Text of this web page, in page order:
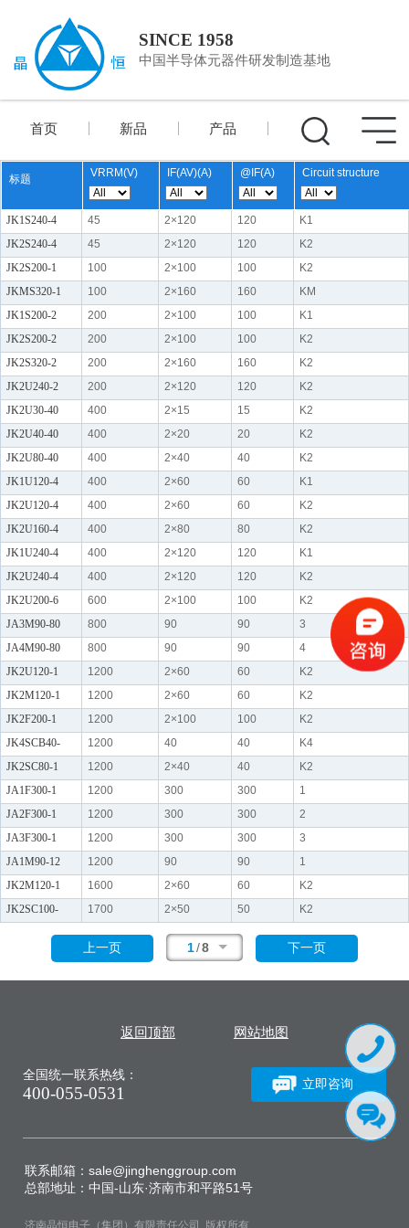
SINCE 1958
中国半导体元器件研发制造基地
首页 新品 产品
标题
VRRM(V) IF(AV)(A) @IF(A) Circuit structure
JK1S240-4 45 2×120 120
K1
JK2S240-4
45 2×120 120
K2
JK2S200-1
100 2×100 100
K2
JKMS320-1
100 2×160 160
KM
JK1S200-2
200 2×100 100
K1
JK2S200-2
200 2×100 100
K2
JK2S320-2
200 2×160 160
K2
JK2U240-2
200 2×120 120
K2
JK2U30-40
400 2×15 15
K2
JK2U40-40
400 2×20 20
K2
JK2U80-40
400 2×40 40
K2
JK1U120-4
400 2×60 60
K1
JK2U120-4
400 2×60 60
K2
JK2U160-4
400 2×80 80
K2
JK1U240-4
400 2×120 120
K1
JK2U240-4
400 2×120 120
K2
JK2U200-6
600 2×100 100
K2
JA3M90-80
800 90 90
3
JA4M90-80
800 90 90
4
JK2U120-1
1200 2×60 60
K2
JK2M120-1
1200 2×60 60
K2
JK2F200-1
1200 2×100 100
K2
JK4SCB40-
1200 40 40
K4
JK2SC80-1
1200 2×40 40
K2
JA1F300-1
1200 300 300
1
JA2F300-1
1200 300 300
2
JA3F300-1
1200 300 300
3
JA1M90-12
1200 90 90
1
JK2M120-1
1600 2×60 60
K2
JK2SC100-
1700 2×50 50 K2
上一页 1/8 下一页
返回顶部 网站地图
全国统一联系热线：
400-055-0531 立即咨询
联系邮箱：sale@jinghenggroup.com
总部地址：中国-山东·济南市和平路51号
济南晶恒电子（集团）有限责任公司 版权所有